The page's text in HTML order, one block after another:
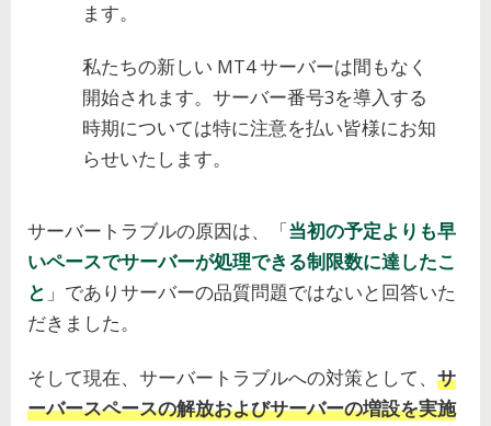
ます。
私たちの新しい MT4 サーバーは間もなく
開始されます。サーバー番号3を導入する
時期については特に注意を払い皆様にお知
らせいたします。
サーバートラブルの原因は、「当初の予定よりも早
いペースでサーバーが処理できる制限数に達したこ
と 」でありサーバーの品質問題ではないと回答いた
だきました。
そして現在、サーバートラブルへの対策として、 サ
ーバースペースの解放およびサーバーの増設を実施